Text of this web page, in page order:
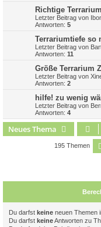
Richtige
Letzter Beitrag von
Antworten: 5
Terrariumtiefe so
Letzter Beitrag von
Antworten: 11
Größe Terrarium
Letzter Beitrag von
Antworten: 2
hilfe! zu wenig
Letzter Beitrag von
Antworten: 4
Neues Thema
195 Themen
Du darfst keine neuen Themen
Du darfst keineAntworten zu